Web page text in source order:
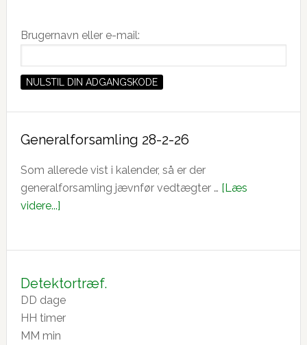
Primær
Sidebar
Brugernavn eller e-mail:
Generalforsamling 28-2-26
Som allerede vist i kalender, så er der
generalforsamling jævnfør vedtægter … [Læs
videre...]om
26
Detektortræf.
DD dage
HH timer
MM min